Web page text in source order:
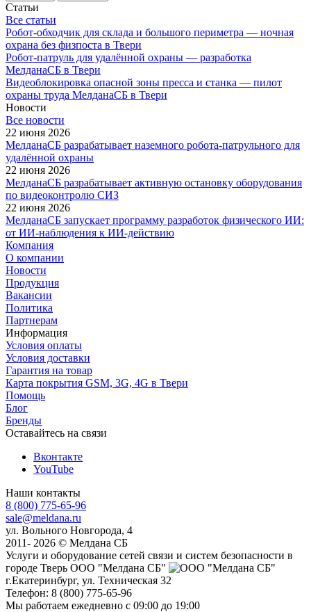
Статьи
Все статьи
Робот-обходчик для склада и большого периметра — ночная
охрана без физпоста в Твери
Робот-патруль для удалённой охраны — разработка
МелданаСБ в Твери
Видеоблокировка опасной зоны пресса и станка — пилот
охраны труда МелданаСБ в Твери
Новости
Все новости
22 июня 2026
МелданаСБ разрабатывает наземного робота-патрульного для
удалённой охраны
22 июня 2026
МелданаСБ разрабатывает активную остановку оборудования
по видеоконтролю СИЗ
22 июня 2026
МелданаСБ запускает программу разработок физического ИИ:
от ИИ-наблюдения к ИИ-действию
Компания
О компании
Новости
Продукция
Вакансии
Политика
Партнерам
Информация
Условия оплаты
Условия доставки
Гарантия на товар
Карта покрытия GSM, 3G, 4G в Твери
Помощь
Блог
Бренды
Оставайтесь на связи
Вконтакте
YouTube
Наши контакты
8 (800) 775-65-96
sale@meldana.ru
ул. Вольного Новгорода, 4
2011- 2026 © Мелдана СБ
Услуги и оборудование сетей связи и систем безопасности в
городе Тверь ООО "Мелдана СБ"
г.Екатеринбург, ул. Техническая 32
Телефон: 8 (800) 775-65-96
Мы работаем ежедневно с 09:00 до 19:00